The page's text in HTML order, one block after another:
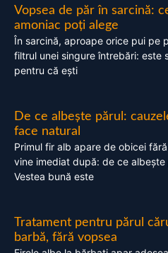
Vopsea de păr în sarcină:
amoniac poți alege
În sarcină, aproape orice pui pe
filtrul unei singure întrebări: este
pentru că ești
De ce albește părul:
face natural
Primul fir alb apare de obicei
vine imediat după: de ce
Vestea bună este
Tratament pentru părul
barbă, fără vopsea